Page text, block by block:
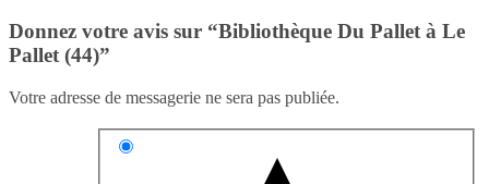
Donnez votre avis sur “Bibliothèque Du Pallet à Le
Pallet (44)”
Votre adresse de messagerie ne sera pas publiée.